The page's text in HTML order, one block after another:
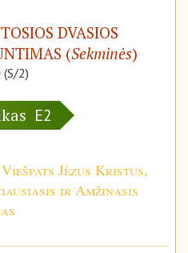
DVASIOS
(Sekminės)
2)
E2
Jėzus Kristus,
ir Amžinasis